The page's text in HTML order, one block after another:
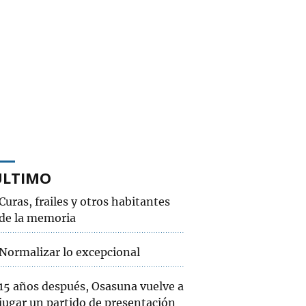
frailes y otros habitantes
la memoria
lo excepcional
años después, Osasuna vuelve a
un partido de presentación